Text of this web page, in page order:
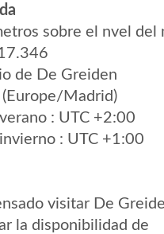
sobre el nvel del
de De Greiden
Madrid)
: UTC +2:00
: UTC +1:00
visitar De
la disponibilidad de